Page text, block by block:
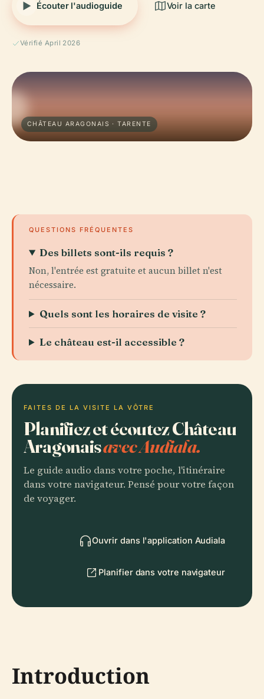
Écouter l'audioguide Voir la carte
Vérifié April 2026
CHÂTEAU ARAGONAIS · TARENTE
QUESTIONS FRÉQUENTES
Des billets sont-ils requis ?
Non, l'entrée est gratuite et aucun billet n'est
nécessaire.
Quels sont les horaires de visite ?
Le château est-il accessible ?
FAITES DE LA VISITE LA VÔTRE
Planifiez et écoutez Château
Aragonaisavec Audiala.
Le guide audio dans votre poche, l'itinéraire
dans votre navigateur. Pensé pour votre façon
de voyager.
Ouvrir dans l'application Audiala
Planifier dans votre navigateur
Introduction